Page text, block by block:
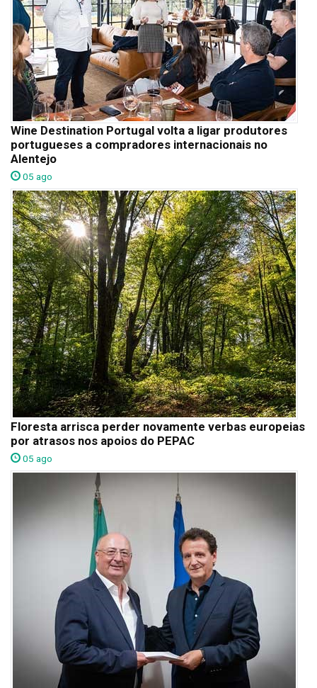
Wine Destination Portugal volta a ligar produtores
portugueses a compradores internacionais no
Alentejo
05 ago
Floresta arrisca perder novamente verbas europeias
por atrasos nos apoios do PEPAC
05 ago